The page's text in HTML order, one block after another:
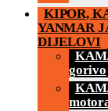
KIPOR,
YANMAR
DIJELOVI
gorivo